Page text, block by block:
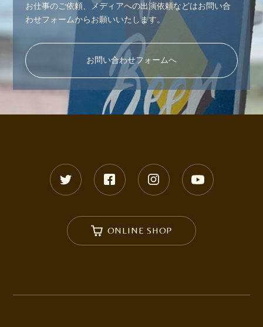
お仕事のご依頼、メディアへの出演依頼などはお問い合
わせフォームからお願いいたします。
お問い合わせフォームへ
ONLINE SHOP